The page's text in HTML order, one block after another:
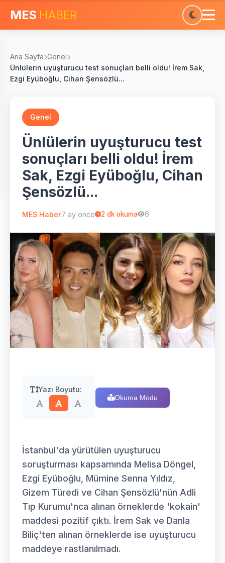
MES HABER
Ana Sayfa Genel
Ünlülerin uyuşturucu test sonuçları belli oldu! İrem Sak,
Ezgi Eyüboğlu, Cihan Şensözlü...
Genel
Ünlülerin uyuşturucu test
sonuçları belli oldu! İrem
Sak, Ezgi Eyüboğlu, Cihan
Şensözlü...
MES Haber7 ay önce 2 dk okuma 6
Yazı Boyutu:
Okuma Modu
İstanbul'da yürütülen uyuşturucu
soruşturması kapsamında Melisa Döngel,
Ezgi Eyüboğlu, Mümine Senna Yıldız,
Gizem Türedi ve Cihan Şensözlü'nün Adli
Tıp Kurumu'nca alınan örneklerde 'kokain'
maddesi pozitif çıktı. İrem Sak ve Danla
Biliç'ten alınan örneklerde ise uyuşturucu
maddeye rastlanılmadı.